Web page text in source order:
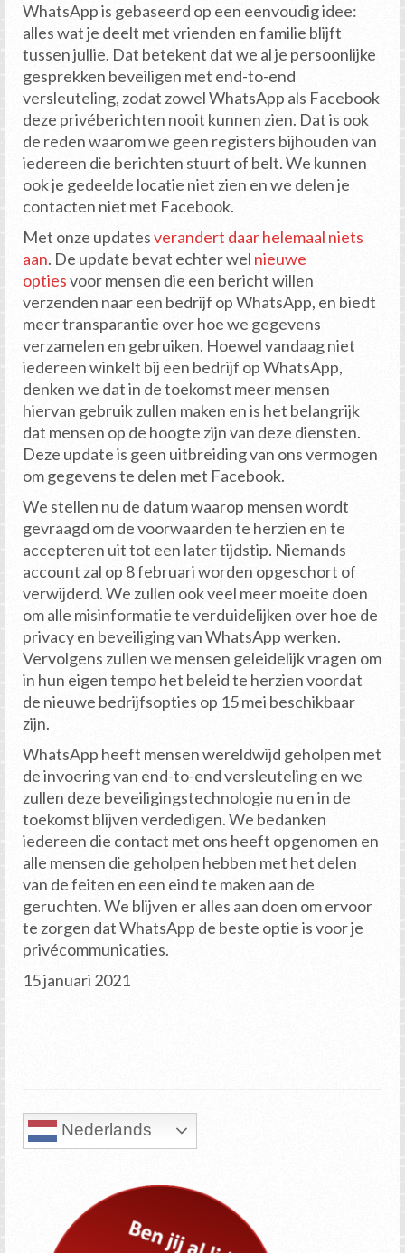
WhatsApp is gebaseerd op een eenvoudig idee:
alles wat je deelt met vrienden en familie blijft
tussen jullie. Dat betekent dat we al je persoonlijke
gesprekken beveiligen met end-to-end
versleuteling, zodat zowel WhatsApp als Facebook
deze privéberichten nooit kunnen zien. Dat is ook
de reden waarom we geen registers bijhouden van
iedereen die berichten stuurt of belt. We kunnen
ook je gedeelde locatie niet zien en we delen je
contacten niet met Facebook.
Met onze updatesverandert daar helemaal niets
aan. De update bevat echter wel nieuwe
optiesvoor mensen die een bericht willen
verzenden naar een bedrijf op WhatsApp, en biedt
meer transparantie over hoe we gegevens
verzamelen en gebruiken. Hoewel vandaag niet
iedereen winkelt bij een bedrijf op WhatsApp,
denken we dat in de toekomst meer mensen
hiervan gebruik zullen maken en is het belangrijk
dat mensen op de hoogte zijn van deze diensten.
Deze update is geen uitbreiding van ons vermogen
om gegevens te delen met Facebook.
We stellen nu de datum waarop mensen wordt
gevraagd om de voorwaarden te herzien en te
accepteren uit tot een later tijdstip. Niemands
account zal op 8 februari worden opgeschort of
verwijderd. We zullen ook veel meer moeite doen
om alle misinformatie te verduidelijken over hoe de
privacy en beveiliging van WhatsApp werken.
Vervolgens zullen we mensen geleidelijk vragen om
in hun eigen tempo het beleid te herzien voordat
de nieuwe bedrijfsopties op 15 mei beschikbaar
zijn.
WhatsApp heeft mensen wereldwijd geholpen met
de invoering van end-to-end versleuteling en we
zullen deze beveiligingstechnologie nu en in de
toekomst blijven verdedigen. We bedanken
iedereen die contact met ons heeft opgenomen en
alle mensen die geholpen hebben met het delen
van de feiten en een eind te maken aan de
geruchten. We blijven er alles aan doen om ervoor
te zorgen dat WhatsApp de beste optie is voor je
privécommunicaties.
15 januari 2021
Nederlands